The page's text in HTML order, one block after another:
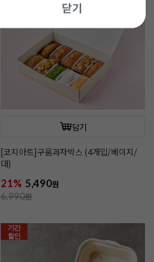
닫기
담기
[코지아트]구움과자박스 (4개입/베이지/
대)
21% 5,490원
6,990원
기간
할인